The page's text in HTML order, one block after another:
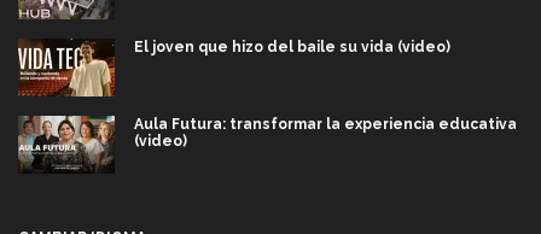
El joven que hizo del baile su vida (video)
Aula Futura: transformar la experiencia educativa
(video)